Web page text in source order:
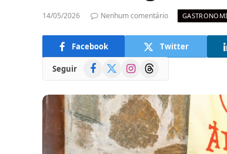
14/05/2026 Nenhum comentário
Facebook Twitter
Seguir Facebook
(Twitter)
InstagramThreads